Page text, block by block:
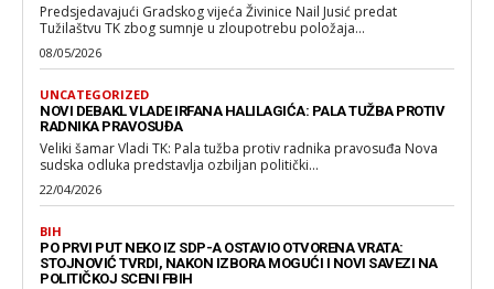
Predsjedavajući Gradskog vijeća Živinice Nail Jusić predat
Tužilaštvu TK zbog sumnje u zloupotrebu položaja...
08/05/2026
UNCATEGORIZED
NOVI DEBAKL VLADE IRFANA HALILAGIĆA: PALA TUŽBA PROTIV
RADNIKA PRAVOSUĐA
Veliki šamar Vladi TK: Pala tužba protiv radnika pravosuđa Nova
sudska odluka predstavlja ozbiljan politički...
22/04/2026
BIH
PO PRVI PUT NEKO IZ SDP-A OSTAVIO OTVORENA VRATA:
STOJNOVIĆ TVRDI, NAKON IZBORA MOGUĆI I NOVI SAVEZI NA
POLITIČKOJ SCENI FBIH